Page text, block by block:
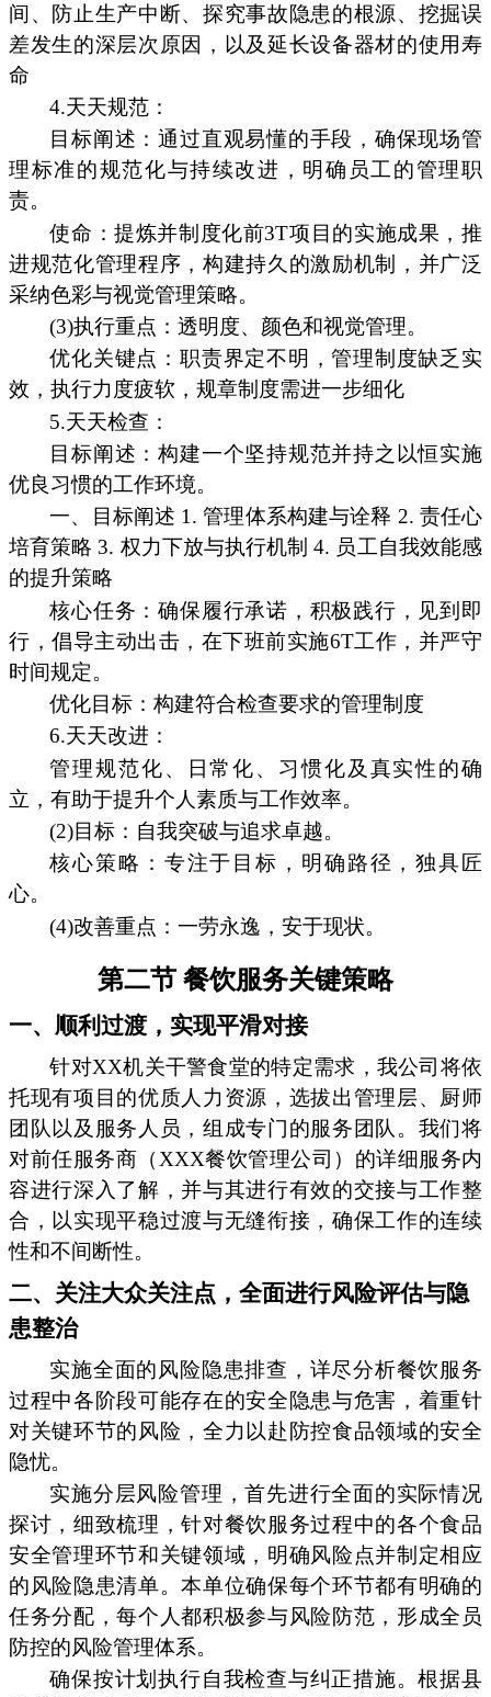
间、防止生产中断、探究事故隐患的根源、挖掘误
差发生的深层次原因，以及延长设备器材的使用寿
命
4.天天规范：
目标阐述：通过直观易懂的手段，确保现场管
理标准的规范化与持续改进，明确员工的管理职
责。
使命：提炼并制度化前3T项目的实施成果，推
进规范化管理程序，构建持久的激励机制，并广泛
采纳色彩与视觉管理策略。
(3)执行重点：透明度、颜色和视觉管理。
优化关键点：职责界定不明，管理制度缺乏实
效，执行力度疲软，规章制度需进一步细化
5.天天检查：
目标阐述：构建一个坚持规范并持之以恒实施
优良习惯的工作环境。
一、目标阐述 1. 管理体系构建与诠释 2. 责任心
培育策略 3. 权力下放与执行机制 4. 员工自我效能感
的提升策略
核心任务：确保履行承诺，积极践行，见到即
行，倡导主动出击，在下班前实施6T工作，并严守
时间规定。
优化目标：构建符合检查要求的管理制度
6.天天改进：
管理规范化、日常化、习惯化及真实性的确
立，有助于提升个人素质与工作效率。
(2)目标：自我突破与追求卓越。
核心策略：专注于目标，明确路径，独具匠
心。
(4)改善重点：一劳永逸，安于现状。
第二节 餐饮服务关键策略
一、顺利过渡，实现平滑对接
针对XX机关干警食堂的特定需求，我公司将依
托现有项目的优质人力资源，选拔出管理层、厨师
团队以及服务人员，组成专门的服务团队。我们将
对前任服务商（XXX餐饮管理公司）的详细服务内
容进行深入了解，并与其进行有效的交接与工作整
合，以实现平稳过渡与无缝衔接，确保工作的连续
性和不间断性。
二、关注大众关注点，全面进行风险评估与隐
患整治
实施全面的风险隐患排查，详尽分析餐饮服务
过程中各阶段可能存在的安全隐患与危害，着重针
对关键环节的风险，全力以赴防控食品领域的安全
隐忧。
实施分层风险管理，首先进行全面的实际情况
探讨，细致梳理，针对餐饮服务过程中的各个食品
安全管理环节和关键领域，明确风险点并制定相应
的风险隐患清单。本单位确保每个环节都有明确的
任务分配，每个人都积极参与风险防范，形成全员
防控的风险管理体系。
确保按计划执行自我检查与纠正措施。根据县